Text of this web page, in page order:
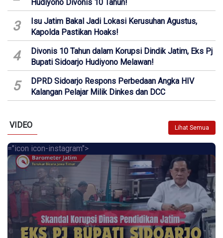
Hudiyono Divonis 10 Tahun!
3
Isu Jatim Bakal Jadi Lokasi Kerusuhan Agustus,
Kapolda Pastikan Hoaks!
4
Divonis 10 Tahun dalam Korupsi Dindik Jatim, Eks Pj
Bupati Sidoarjo Hudiyono Melawan!
5
DPRD Sidoarjo Respons Perbedaan Angka HIV
Kalangan Pelajar Milik Dinkes dan DCC
VIDEO Lihat Semua
="icon icon-instagram">